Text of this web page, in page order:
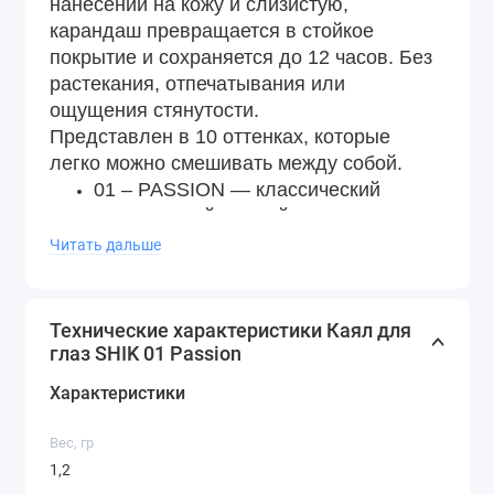
карандаш превращается в стойкое
покрытие и сохраняется до 12 часов. Без
растекания, отпечатывания или
ощущения стянутости.
Представлен в 10 оттенках, которые
легко можно смешивать между собой.
01 – PASSION — классический
насыщенный черный оттенок.
02 – BITTERSWEET — шоколадный
оттенок подчеркивает контур глаз и
добавляет им объем.
универсальный оттенок, подойдет
Читать дальше
Технические характеристики Каял для
глаз SHIK 01 Passion
Характеристики
Вес, гр
1,2